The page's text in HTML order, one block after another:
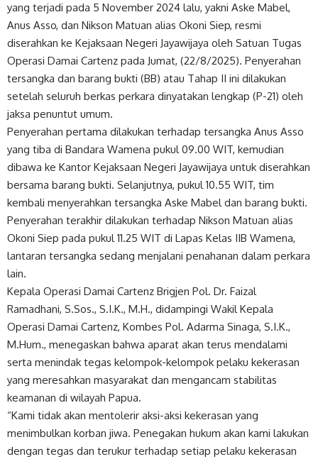
yang terjadi pada 5 November 2024 lalu, yakni Aske Mabel,
Anus Asso, dan Nikson Matuan alias Okoni Siep, resmi
diserahkan ke Kejaksaan Negeri Jayawijaya oleh Satuan Tugas
Operasi Damai Cartenz pada Jumat, (22/8/2025). Penyerahan
tersangka dan barang bukti (BB) atau Tahap II ini dilakukan
setelah seluruh berkas perkara dinyatakan lengkap (P-21) oleh
jaksa penuntut umum.
Penyerahan pertama dilakukan terhadap tersangka Anus Asso
yang tiba di Bandara Wamena pukul 09.00 WIT, kemudian
dibawa ke Kantor Kejaksaan Negeri Jayawijaya untuk diserahkan
bersama barang bukti. Selanjutnya, pukul 10.55 WIT, tim
kembali menyerahkan tersangka Aske Mabel dan barang bukti.
Penyerahan terakhir dilakukan terhadap Nikson Matuan alias
Okoni Siep pada pukul 11.25 WIT di Lapas Kelas IIB Wamena,
lantaran tersangka sedang menjalani penahanan dalam perkara
lain.
Kepala Operasi Damai Cartenz Brigjen Pol. Dr. Faizal
Ramadhani, S.Sos., S.I.K., M.H., didampingi Wakil Kepala
Operasi Damai Cartenz, Kombes Pol. Adarma Sinaga, S.I.K.,
M.Hum., menegaskan bahwa aparat akan terus mendalami
serta menindak tegas kelompok-kelompok pelaku kekerasan
yang meresahkan masyarakat dan mengancam stabilitas
keamanan di wilayah Papua.
“Kami tidak akan mentolerir aksi-aksi kekerasan yang
menimbulkan korban jiwa. Penegakan hukum akan kami lakukan
dengan tegas dan terukur terhadap setiap pelaku kekerasan